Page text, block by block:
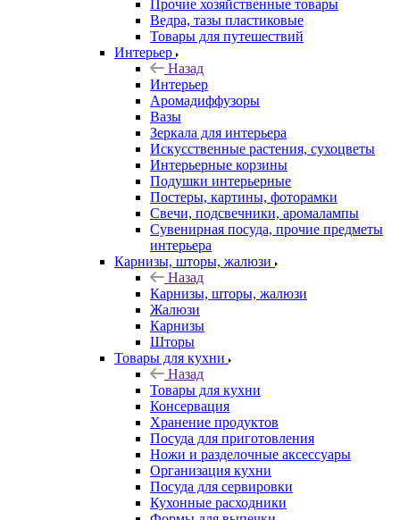
Прочие хозяйственные товары
Ведра, тазы пластиковые
Товары для путешествий
Интерьер
Назад
Интерьер
Аромадиффузоры
Вазы
Зеркала для интерьера
Искусственные растения, сухоцветы
Интерьерные корзины
Подушки интерьерные
Постеры, картины, фоторамки
Свечи, подсвечники, аромалампы
Сувенирная посуда, прочие предметы
интерьера
Карнизы, шторы, жалюзи
Назад
Карнизы, шторы, жалюзи
Жалюзи
Карнизы
Шторы
Товары для кухни
Назад
Товары для кухни
Консервация
Хранение продуктов
Посуда для приготовления
Ножи и разделочные аксессуары
Организация кухни
Посуда для сервировки
Кухонные расходники